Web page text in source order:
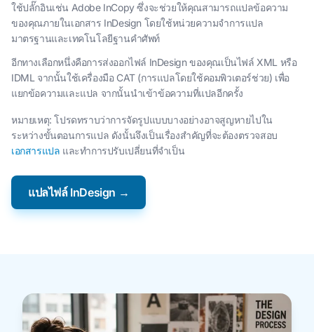
ใช้ปลั๊กอินเช่น Adobe InCopy ซึ่งจะช่วยให้คุณสามารถแปลข้อความ
ของคุณภายในเอกสาร InDesign โดยใช้หน่วยความจำการแปล
มาตรฐานและเทคโนโลยีฐานคำศัพท์
อีกทางเลือกหนึ่งคือการส่งออกไฟล์ InDesign ของคุณเป็นไฟล์ XML หรือ
IDML จากนั้นใช้เครื่องมือ CAT (การแปลโดยใช้คอมพิวเตอร์ช่วย) เพื่อ
แยกข้อความและแปล จากนั้นนำเข้าข้อความที่แปลอีกครั้ง
หมายเหตุ: โปรดทราบว่าการจัดรูปแบบบางอย่างอาจสูญหายไปใน
ระหว่างขั้นตอนการแปล ดังนั้นจึงเป็นเรื่องสําคัญที่จะต้องตรวจสอบ
เอกสารแปล และทําการปรับเปลี่ยนที่จําเป็น
แปลไฟล์ InDesign →